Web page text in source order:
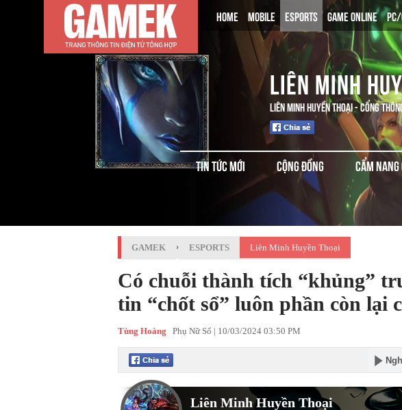
HOME MOBILE ESPORTS GAME ONLINE PC/
LIÊN MINH
LIÊN MINH HUYỀN THOẠI - CỔNG
TIN TỨC MỚI CỘNG ĐỒNG CẨM
GAMEK › ESPORTS Liên Minh Huyền Thoại
Có chuỗi thành tích “khủng”
tin “chốt sổ” luôn phần còn lại
Tùng Hoàng Phụ Nữ Số | 10/03/2024 03:50 PM
Liên Minh Huyền Thoại